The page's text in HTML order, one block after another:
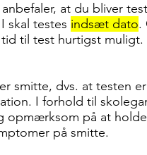
at du bliver
skal testes indsæt dato.
til test hurtigst
smitte, dvs. at testen
I forhold til
på at
på smitte.